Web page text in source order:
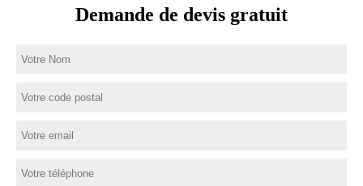
Demande de devis gratuit